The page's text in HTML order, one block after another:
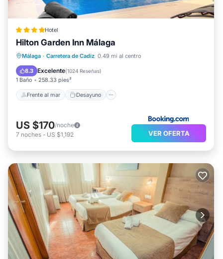
Hotel
Hilton Garden Inn Málaga
Málaga · Carretera de Cadiz 0.49 mi al centro
8.3 Excelente(1024 Reseñas)
1 Baño 258.33 pies²
Frente al mar Desayuno
Frente al mar
Desayuno
Estación de carga para vehículos eléctricos
Aparcamiento
US $170/noche
7 noches - US $1,192 VER OFERTA